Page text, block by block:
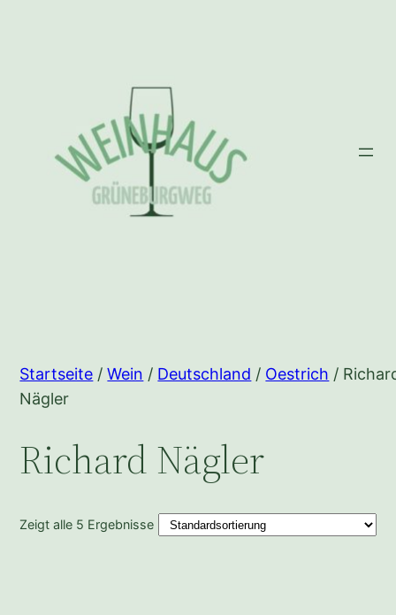
Startseite /Wein / Deutschland / Oestrich /
Nägler
Richard Nägler
Zeigt alle 5 Ergebnisse